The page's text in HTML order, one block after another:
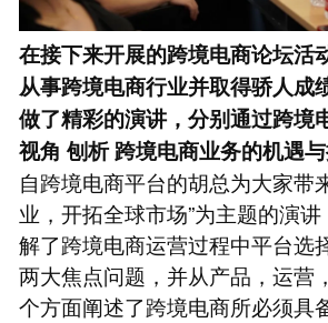
在接下来开展的跨境电商论坛活
从事跨境电商行业并取得骄人成
做了精彩的演讲，分别通过跨境
视角 刨析 跨境电商业务的机遇
自跨境电商平台的胡总为大家带
业，开拓全球市场”为主题的演
解了跨境电商运营过程中平台选
两大焦点问题，并从产品，运营
个方面阐述了跨境电商所必须具